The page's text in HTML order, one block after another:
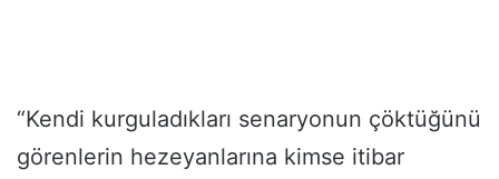
“Kendi kurguladıkları senaryonun çöktüğünü
görenlerin hezeyanlarına kimse itibar